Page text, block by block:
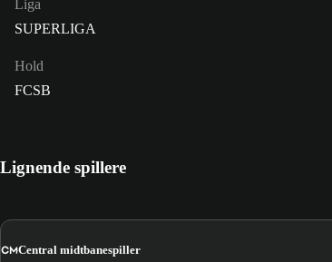
Liga
SUPERLIGA
Hold
FCSB
Lignende spillere
CMCentral midtbanespiller